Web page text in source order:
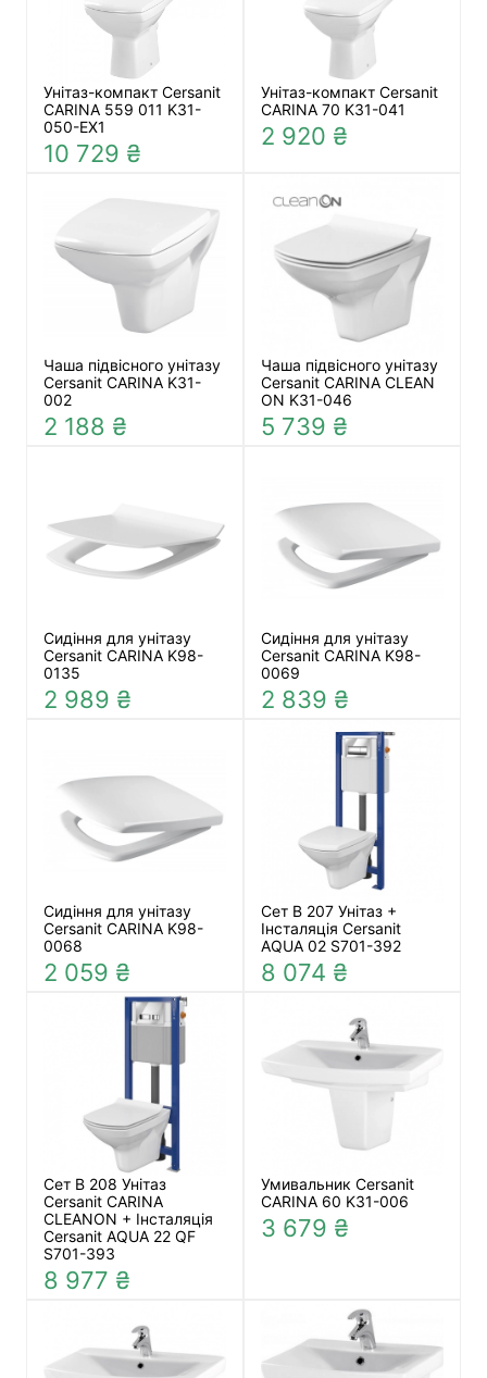
Унітаз-компакт Cersanit
CARINA 559 011 K31-
050-EX1
10 729 ₴
Унітаз-компакт Cersanit
CARINA 70 K31-041
2 920 ₴
Чаша підвісного унітазу
Cersanit CARINA K31-
002
2 188 ₴
Чаша підвісного унітазу
Cersanit CARINA CLEAN
ON K31-046
5 739 ₴
Сидіння для унітазу
Cersanit CARINA K98-
0135
2 989 ₴
Сидіння для унітазу
Cersanit CARINA K98-
0069
2 839 ₴
Сидіння для унітазу
Cersanit CARINA K98-
0068
2 059 ₴
Сет B 207 Унітаз +
Інсталяція Cersanit
AQUA 02 S701-392
8 074 ₴
Сет B 208 Унітаз
Cersanit CARINA
CLEANON + Інсталяція
Cersanit AQUA 22 QF
S701-393
8 977 ₴
Умивальник Cersanit
CARINA 60 K31-006
3 679 ₴